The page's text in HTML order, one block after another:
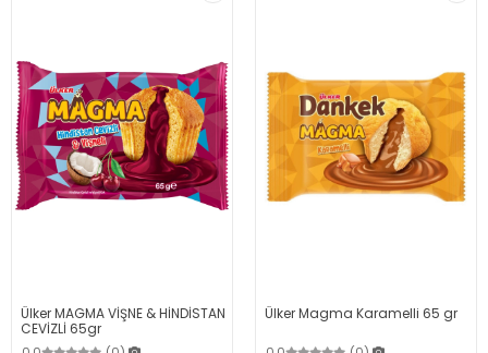
Ülker MAGMA VİŞNE & HİNDİSTAN
CEVİZLİ 65gr
Ülker Magma Karamelli 65 gr